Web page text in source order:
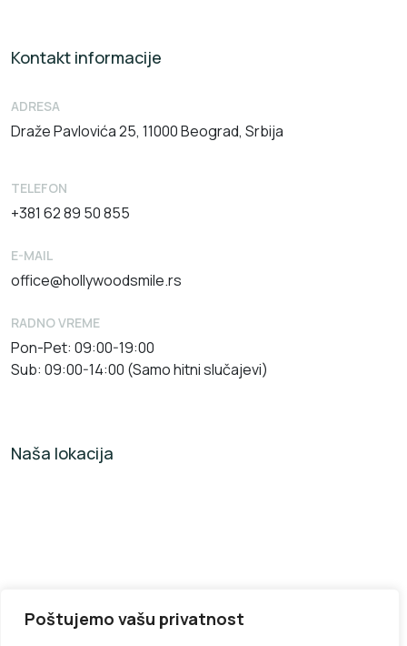
Poštujemo vašu privatnost
Kontakt informacije
ADRESA
Draže Pavlovića 25, 11000 Beograd, Srbija
TELEFON
+381 62 89 50 855
E-MAIL
office@hollywoodsmile.rs
RADNO VREME
Pon-Pet: 09:00-19:00
Sub: 09:00-14:00 (Samo hitni slučajevi)
Naša lokacija